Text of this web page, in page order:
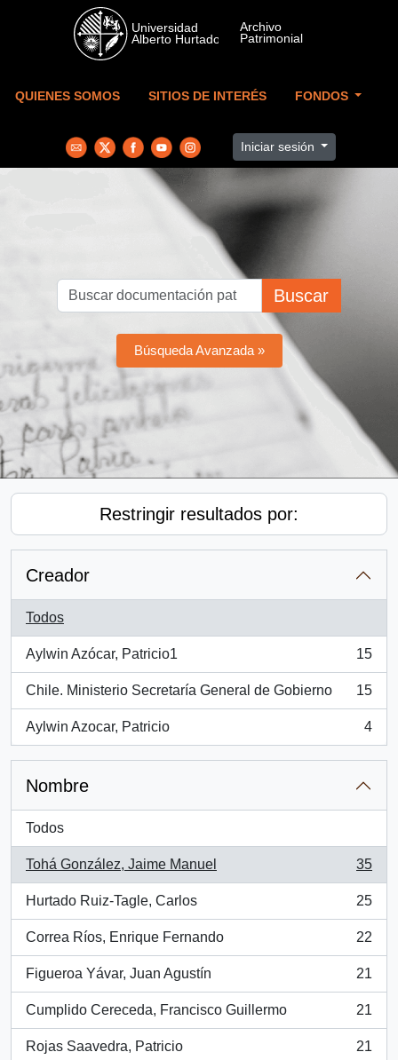
Skip to main content
QUIENES SOMOS SITIOS DE INTERÉS FONDOS
Iniciar sesión
Buscar
Búsqueda Avanzada »
Restringir resultados por:
Creador
Todos
Aylwin Azócar, Patricio1
, 15 resultados
15
Chile. Ministerio Secretaría General de Gobierno
, 15 resultados
15
Aylwin Azocar, Patricio
, 4 resultados
4
Nombre
Todos
Tohá González, Jaime Manuel
, 35 resultados
35
Hurtado Ruiz-Tagle, Carlos
, 25 resultados
25
Correa Ríos, Enrique Fernando
, 22 resultados
22
Figueroa Yávar, Juan Agustín
, 21 resultados
21
Cumplido Cereceda, Francisco Guillermo
, 21 resultados
21
Rojas Saavedra, Patricio
, 21 resultados
21